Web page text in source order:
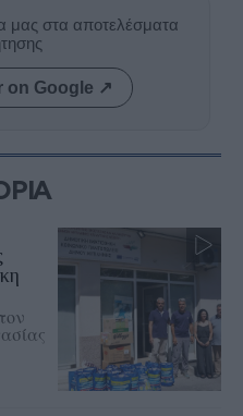
μας στα αποτελέσματα
on Google ↗